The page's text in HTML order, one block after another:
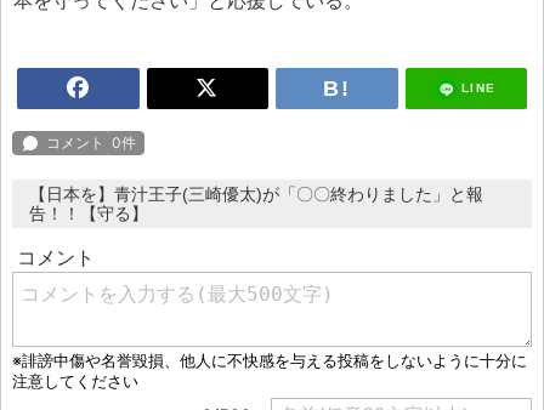
LINE
【日本を】青汁王子(三崎優太)が「〇〇終わりました」と報
告！！【守る】